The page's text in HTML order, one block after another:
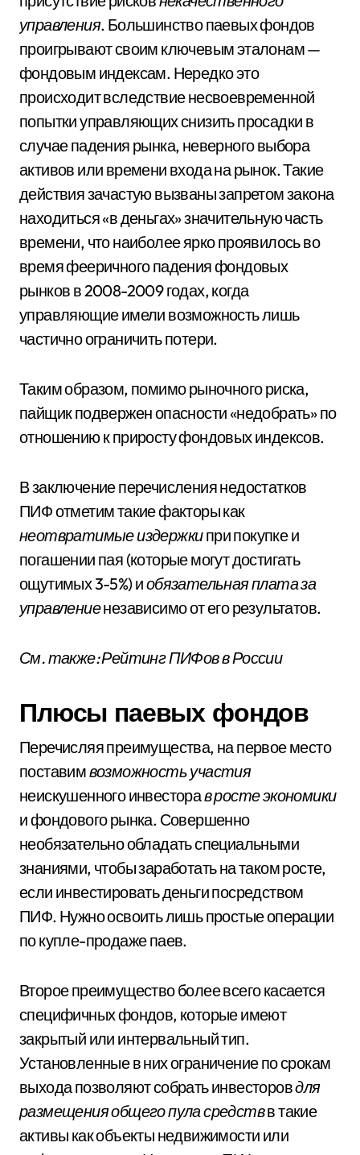
управления. Большинство паевых фондов
проигрывают своим ключевым эталонам —
фондовым индексам. Нередко это
происходит вследствие несвоевременной
попытки управляющих снизить просадки в
случае падения рынка, неверного выбора
активов или времени входа на рынок. Такие
действия зачастую вызваны запретом закона
находиться «в деньгах» значительную часть
времени, что наиболее ярко проявилось во
время фееричного падения фондовых
рынков в 2008-2009 годах, когда
управляющие имели возможность лишь
частично ограничить потери.
Таким образом, помимо рыночного риска,
пайщик подвержен опасности «недобрать» по
отношению к приросту фондовых индексов.
В заключение перечисления недостатков
ПИФ отметим такие факторы как
неотвратимые издержкипри покупке и
погашении пая (которые могут достигать
ощутимых 3-5%) иобязательная плата за
управлениенезависимо от его результатов.
См. также: Рейтинг ПИФов в России
Плюсы паевых фондов
Перечисляя преимущества, на первое место
поставимвозможность участия
неискушенного инвесторав росте экономики
и фондового рынка. Совершенно
необязательно обладать специальными
знаниями, чтобы заработать на таком росте,
если инвестировать деньги посредством
ПИФ. Нужно освоить лишь простые операции
по купле-продаже паев.
Второе преимущество более всего касается
специфичных фондов, которые имеют
закрытый или интервальный тип.
Установленные в них ограничение по срокам
выхода позволяют собрать инвесторовдля
размещения общего пула средствв такие
активы как объекты недвижимости или